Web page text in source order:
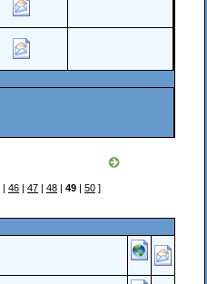
| 46 | 47 | 48 | 49 | 50 ]